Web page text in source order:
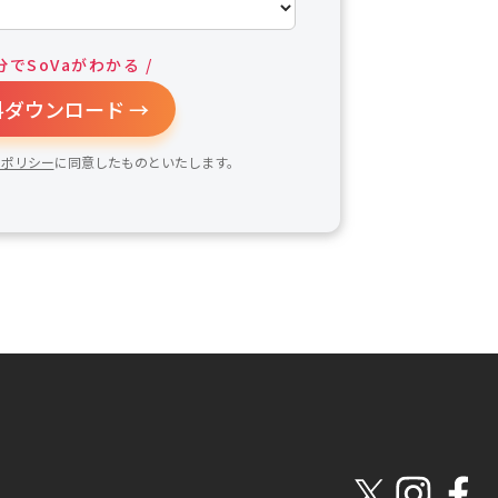
でSoVaがわかる /
ダウンロード →
リシーに同意したものといたします。